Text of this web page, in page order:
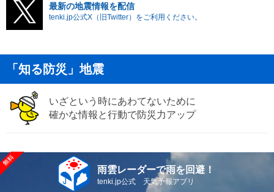
最新の地震情報を配信
tenki.jp公式X（旧Twitter）をご利用ください。
「知る防災」地震
いざという時にあわてないために
確かな情報と行動で防災力アップ
雨雲レーダーで雨を回避！
tenki.jp公式 天気予報アプリ